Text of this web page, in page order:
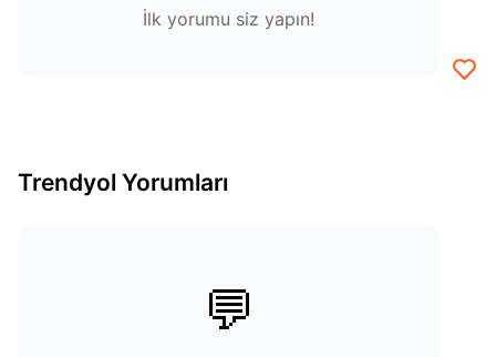
İlk yorumu siz yapın!
Trendyol Yorumları
💬